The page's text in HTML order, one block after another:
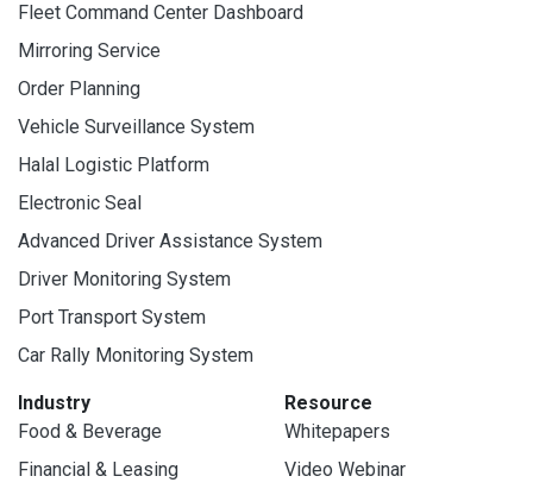
Fleet Command Center Dashboard
Mirroring Service
Order Planning
Vehicle Surveillance System
Halal Logistic Platform
Electronic Seal
Advanced Driver Assistance System
Driver Monitoring System
Port Transport System
Car Rally Monitoring System
Industry
Food & Beverage
Financial & Leasing
Resource
Whitepapers
Video Webinar